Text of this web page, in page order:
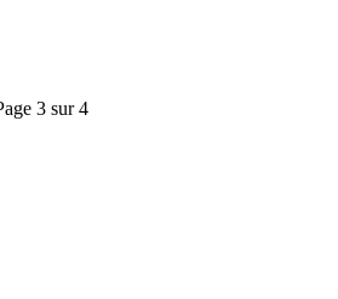
3 sur 4